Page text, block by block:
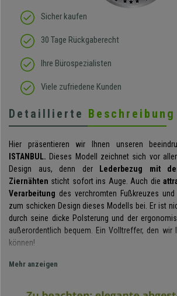
Sicher kaufen
30 Tage Rückgaberecht
Ihre Bürospezialisten
Viele zufriedene Kunden
Detaillierte Beschreibung
Hier präsentieren wir Ihnen unseren
ISTANBUL. Dieses Modell zeichnet sich vor
Design aus, denn der
Lederbezug mit
Ziernähten sticht sofort ins Auge. Auch die
Verarbeitung des verchromten Fußkreuzes
zum schicken Design dieses Modells bei. Er ist
durch seine dicke Polsterung und der
außerordentlich bequem. Ein Volltreffer, den wir
können!
Der maximale Sitzkomfort wird durch die
bietet optimale Stütze und gewährleistet eine
Mehr anzeigen